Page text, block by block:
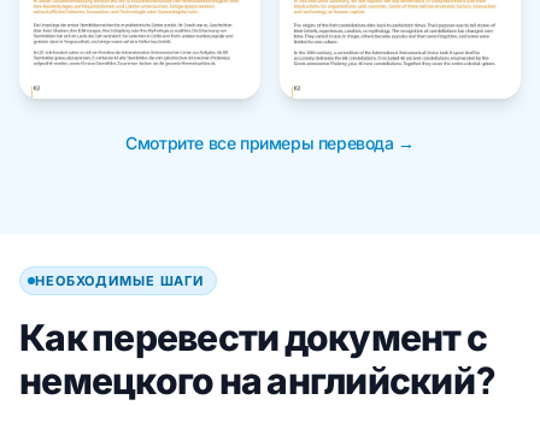
Смотрите все примеры перевода →
НЕОБХОДИМЫЕ ШАГИ
Как перевести документ с
немецкого на английский?